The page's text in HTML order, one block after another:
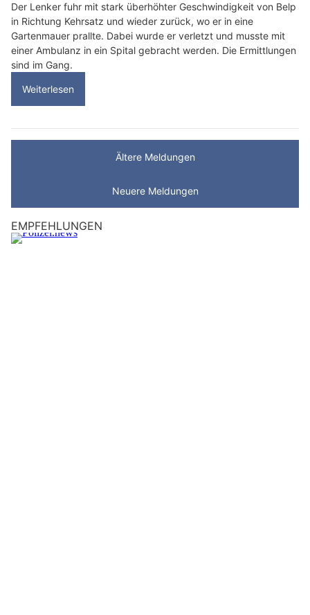
Der Lenker fuhr mit stark überhöhter Geschwindigkeit von Belp
in Richtung Kehrsatz und wieder zurück, wo er in eine
Gartenmauer prallte. Dabei wurde er verletzt und musste mit
einer Ambulanz in ein Spital gebracht werden. Die Ermittlungen
sind im Gang.
Weiterlesen
Ältere Meldungen
Neuere Meldungen
EMPFEHLUNGEN